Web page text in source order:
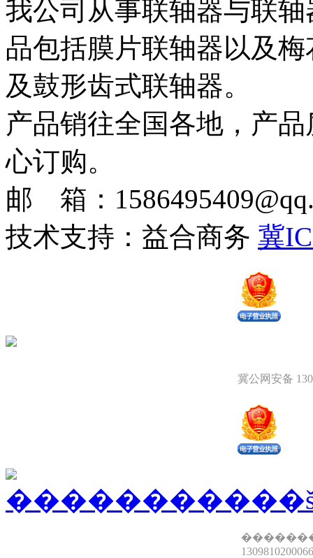
我公司从事联轴器与联
品包括膜片联轴器以及
及鼓形齿式联轴器。
产品销往全国各地，产
心订购。
邮 箱：
技术支持：益合商务 冀
冀公网安备